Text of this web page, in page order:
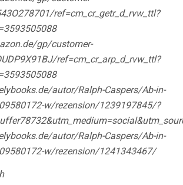
ref=cm_cr_getr_d_rvw_ttl?
gp/customer-
ref=cm_cr_arp_d_rvw_ttl?
autor/Ralph-Caspers/Ab-in-
w/rezension/1239197845/?
autor/Ralph-Caspers/Ab-in-
w/rezension/1241343467/